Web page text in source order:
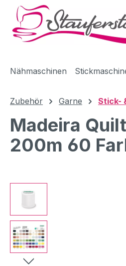
Hauptinhalt springen
Zur Suche springen
Zur Hauptnavigation springen
Nähmaschinen
Zubehör Garne Stick-
Madeira
200m 60
Bildergalerie überspringen